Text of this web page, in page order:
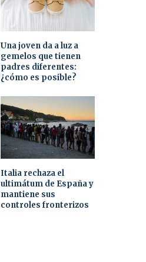
Una joven da a luz a
gemelos que tienen
padres diferentes:
¿cómo es posible?
Italia rechaza el
ultimátum de España y
mantiene sus
controles fronterizos